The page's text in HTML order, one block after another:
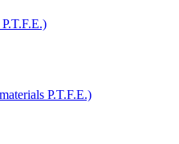
P.T.F.E.)